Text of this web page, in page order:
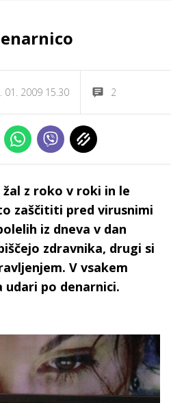
01. 2009 15.30 2
z roko v roki in le
zaščititi pred virusnimi
iz dneva v dan
zdravnika, drugi si
V vsakem
udari po denarnici.